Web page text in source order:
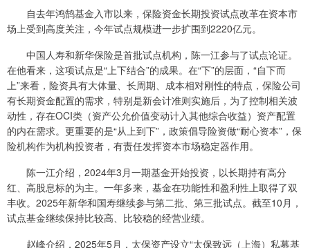
自去年鸿鹄基金入市以来，保险资金长期投资试点改革在资本市
场上受到高度关注，今年试点规模进一步扩围到2220亿元。
中国人寿和新华保险是首批试点机构，陈一江参与了试点论证。
在他看来，这项试点是“上下结合”的成果。在“下”的层面，“自下而
上”来看，险资具有大体量、长周期、成本相对刚性的特点，保险公司
有长期资金配置的需求，特别是新会计准则实施后，为了控制相关波
动性，存在OCI类（资产公允价值变动计入其他综合收益）资产配置
的内在需求。更重要的是“从上到下”，政策倡导险资做“耐心资本”，保
险机构作为机构投资者，有责任发挥资本市场稳定器作用。
陈一江介绍，2024年3月一期基金开始投资，以长期持有高分
红、高股息标的为主。一年多来，基金在功能性和盈利性上取得了双
丰收。2025年新华和国寿继续参与第二批、第三批试点。截至10月，
试点基金继续保持比较高、比较稳的经营业绩。
赵峰介绍，2025年5月，太保资产设立“太保致远（上海）私募基